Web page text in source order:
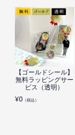
【ゴールドシール】
無料ラッピングサー
ビス（透明）
¥0 （税込）